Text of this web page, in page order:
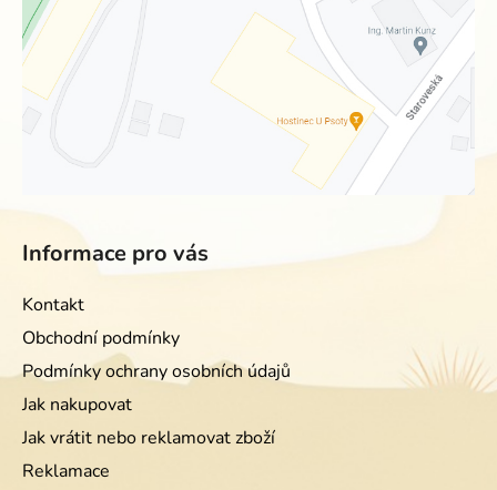
Informace pro vás
Kontakt
Obchodní podmínky
Podmínky ochrany osobních údajů
Jak nakupovat
Jak vrátit nebo reklamovat zboží
Reklamace